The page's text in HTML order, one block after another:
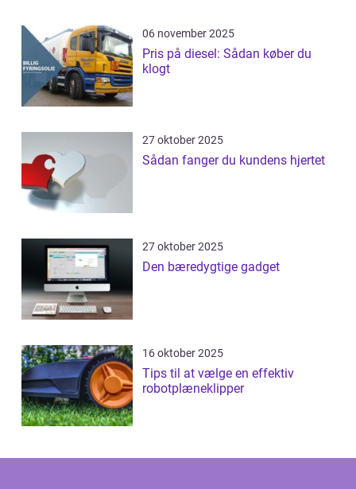
06 november 2025
Pris på diesel: Sådan køber du
klogt
27 oktober 2025
Sådan fanger du kundens hjertet
27 oktober 2025
Den bæredygtige gadget
16 oktober 2025
Tips til at vælge en effektiv
robotplæneklipper